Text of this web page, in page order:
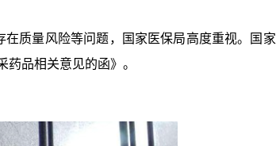
在质量风险等问题，国家医保局高度重视。国家
品相关意见的函》。